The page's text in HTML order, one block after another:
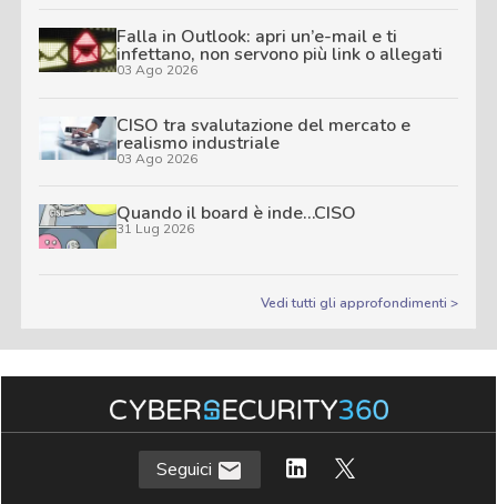
Falla in Outlook: apri un’e-mail e ti
infettano, non servono più link o allegati
03 Ago 2026
CISO tra svalutazione del mercato e
realismo industriale
03 Ago 2026
Quando il board è inde…CISO
31 Lug 2026
Vedi tutti gli approfondimenti >
Seguici